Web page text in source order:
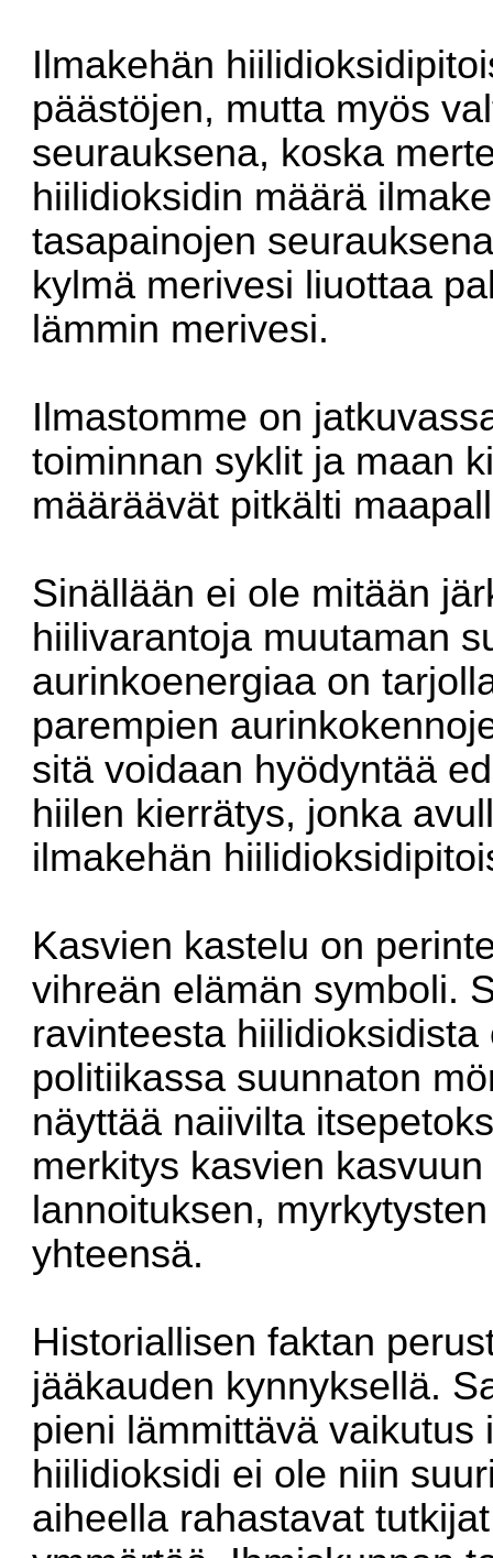
Ilmakehän
päästöjen, mutta myös
seurauksena, koska
hiilidioksidin määrä
tasapainojen
kylmä merivesi liuottaa
lämmin merivesi.
Ilmastomme on
toiminnan syklit ja maan
määräävät pitkälti
Sinällään ei ole mitään
hiilivarantoja muutaman
aurinkoenergiaa on
parempien
sitä voidaan hyödyntää
hiilen kierrätys, jonka
ilmakehän
Kasvien kastelu on
vihreän elämän symboli.
ravinteesta
politiikassa suunnaton
näyttää naiivilta
merkitys kasvien
lannoituksen,
yhteensä.
Historiallisen faktan
jääkauden kynnyksellä.
pieni lämmittävä
hiilidioksidi ei ole niin
aiheella rahastavat